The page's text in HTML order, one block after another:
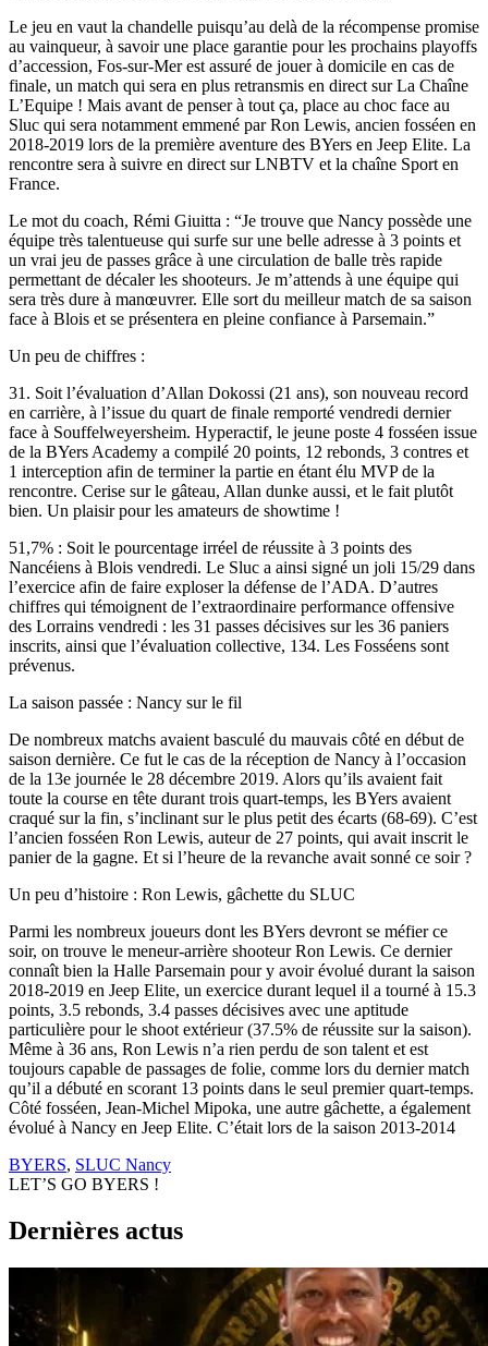
Le jeu en vaut la chandelle puisqu’au delà de la récompense promise
au vainqueur, à savoir une place garantie pour les prochains playoffs
d’accession, Fos-sur-Mer est assuré de jouer à domicile en cas de
finale, un match qui sera en plus retransmis en direct sur La Chaîne
L’Equipe ! Mais avant de penser à tout ça, place au choc face au
Sluc qui sera notamment emmené par Ron Lewis, ancien fosséen en
2018-2019 lors de la première aventure des BYers en Jeep Elite. La
rencontre sera à suivre en direct sur LNBTV et la chaîne Sport en
France.
Le mot du coach, Rémi Giuitta : “Je trouve que Nancy possède une
équipe très talentueuse qui surfe sur une belle adresse à 3 points et
un vrai jeu de passes grâce à une circulation de balle très rapide
permettant de décaler les shooteurs. Je m’attends à une équipe qui
sera très dure à manœuvrer. Elle sort du meilleur match de sa saison
face à Blois et se présentera en pleine confiance à Parsemain.”
Un peu de chiffres :
31. Soit l’évaluation d’Allan Dokossi (21 ans), son nouveau record
en carrière, à l’issue du quart de finale remporté vendredi dernier
face à Souffelweyersheim. Hyperactif, le jeune poste 4 fosséen issue
de la BYers Academy a compilé 20 points, 12 rebonds, 3 contres et
1 interception afin de terminer la partie en étant élu MVP de la
rencontre. Cerise sur le gâteau, Allan dunke aussi, et le fait plutôt
bien. Un plaisir pour les amateurs de showtime !
51,7% : Soit le pourcentage irréel de réussite à 3 points des
Nancéiens à Blois vendredi. Le Sluc a ainsi signé un joli 15/29 dans
l’exercice afin de faire exploser la défense de l’ADA. D’autres
chiffres qui témoignent de l’extraordinaire performance offensive
des Lorrains vendredi : les 31 passes décisives sur les 36 paniers
inscrits, ainsi que l’évaluation collective, 134. Les Fosséens sont
prévenus.
La saison passée : Nancy sur le fil
De nombreux matchs avaient basculé du mauvais côté en début de
saison dernière. Ce fut le cas de la réception de Nancy à l’occasion
de la 13e journée le 28 décembre 2019. Alors qu’ils avaient fait
toute la course en tête durant trois quart-temps, les BYers avaient
craqué sur la fin, s’inclinant sur le plus petit des écarts (68-69). C’est
l’ancien fosséen Ron Lewis, auteur de 27 points, qui avait inscrit le
panier de la gagne. Et si l’heure de la revanche avait sonné ce soir ?
Un peu d’histoire : Ron Lewis, gâchette du SLUC
Parmi les nombreux joueurs dont les BYers devront se méfier ce
soir, on trouve le meneur-arrière shooteur Ron Lewis. Ce dernier
connaît bien la Halle Parsemain pour y avoir évolué durant la saison
2018-2019 en Jeep Elite, un exercice durant lequel il a tourné à 15.3
points, 3.5 rebonds, 3.4 passes décisives avec une aptitude
particulière pour le shoot extérieur (37.5% de réussite sur la saison).
Même à 36 ans, Ron Lewis n’a rien perdu de son talent et est
toujours capable de passages de folie, comme lors du dernier match
qu’il a débuté en scorant 13 points dans le seul premier quart-temps.
Côté fosséen, Jean-Michel Mipoka, une autre gâchette, a également
évolué à Nancy en Jeep Elite. C’était lors de la saison 2013-2014
BYERS, SLUC Nancy
LET’S GO BYERS !
Dernières actus